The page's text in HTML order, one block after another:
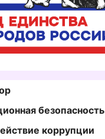
безопасность
коррупции